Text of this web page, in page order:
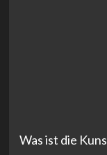
Was ist die